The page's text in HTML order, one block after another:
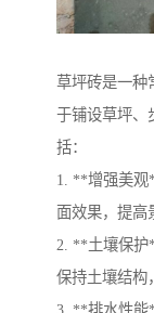
草坪砖是一种
于铺设草坪、
括：
1. **增强美观
面效果，提高
2. **土壤保护
保持土壤结构
3. **排水性能